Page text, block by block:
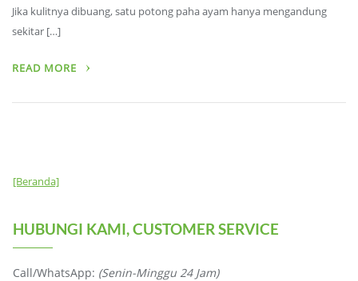
Jika kulitnya dibuang, satu potong paha ayam hanya mengandung
sekitar […]
READ MORE
[Beranda]
HUBUNGI KAMI, CUSTOMER SERVICE
Call/WhatsApp: (Senin-Minggu 24 Jam)